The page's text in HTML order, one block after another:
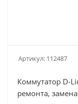
Артикул: 112487
Коммутатор D-
ремонта,